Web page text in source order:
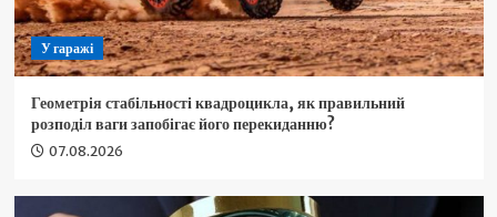
У гаражі
Геометрія стабільності квадроцикла, як правильний
розподіл ваги запобігає його перекиданню?
07.08.2026